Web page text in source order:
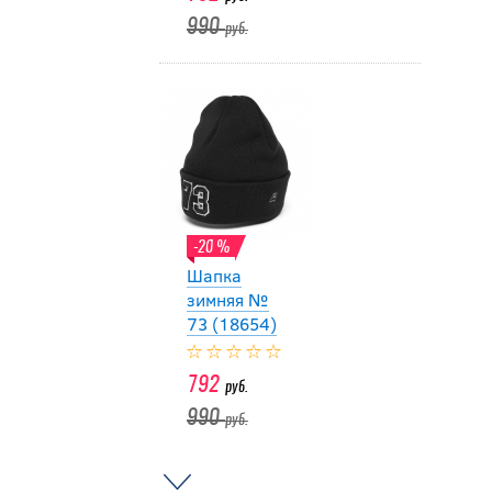
990руб.
-20 %
Шапка
зимняя №
73 (18654)
792 руб.
990руб.